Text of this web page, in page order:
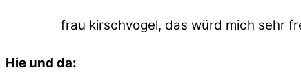
frau kirschvogel, das würd mich sehr
Hie und da: